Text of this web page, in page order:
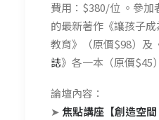
費用：$380/位 。參加
的最新著作《讓孩子
教育》（原價$98）及
誌》各一本（原價$45
論壇內容：
➤焦點講座【創造空間